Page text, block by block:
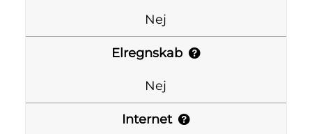
Nej
Elregnskab
Nej
Internet